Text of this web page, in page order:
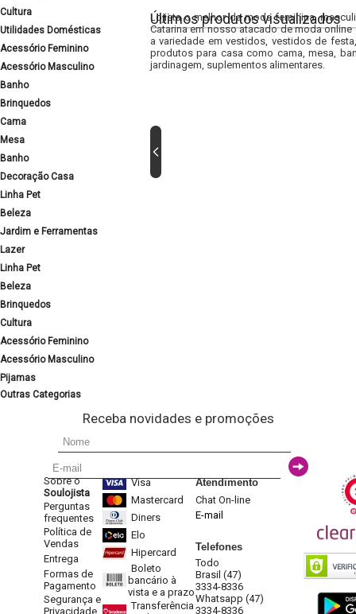
Cultura
Utilidades Domésticas
Acessório Feminino
Acessório Masculino
Banho
Brinquedos
Cama
Mesa
Banho
Decoração Casa
Linha Pet
Beleza
Jardim e Ferramentas
Lazer
Linha Pet
Beleza
Brinquedos
Cultura
Acessório Feminino
Acessório Masculino
Pijamas
Outras Categorias
Últimos produtos visualizados
Lojista o melhor da moda feminina,
Catarina em nosso atacado de moda
a variedade em vestidos, vestidos de
produtos para casa como cama, mesa,
jardinagem, suplementos alimentares.
Receba novidades e promoções
Sobre o
Soulojista
Perguntas
frequentes
Política de
Vendas
Entrega
Formas de
Pagamento
Segurança e
Privacidade
Visa
Mastercard
Diners
Elo
Hipercard
Boleto
bancário à
vista e a prazo
Transferência
Atendimento
Chat On-line
E-mail
Telefones
Todo
Brasil (47)
3334-8336
Whatsapp (47)
3334-8336